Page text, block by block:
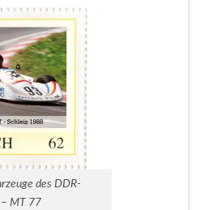
des DDR-
MT 77